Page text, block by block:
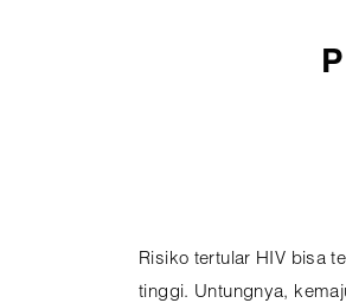
Risiko tertular HIV bisa
tinggi. Untungnya,